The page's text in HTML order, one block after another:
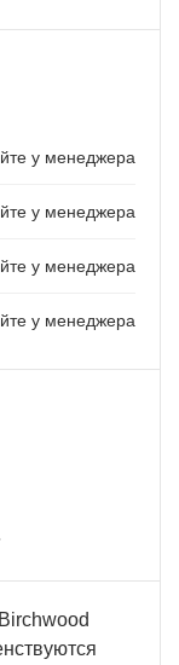
у менеджера
у менеджера
у менеджера
у менеджера